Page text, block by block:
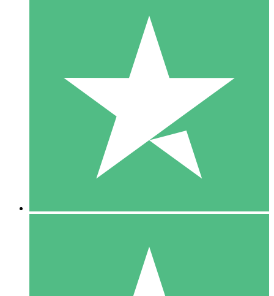
Individuele Creditpakketten
Betaal per gebruik met downloadtegoeden. Geen maandelijkse
1000
10 Downloaden
20 00